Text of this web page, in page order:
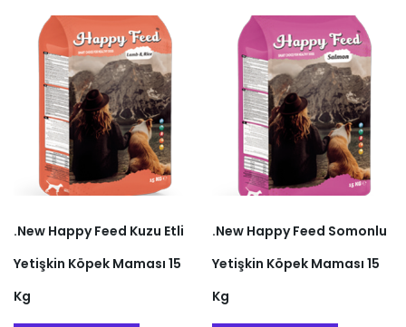
.New Happy Feed Kuzu Etli
Yetişkin Köpek Maması 15
Kg
.New Happy Feed Somonlu
Yetişkin Köpek Maması 15
Kg